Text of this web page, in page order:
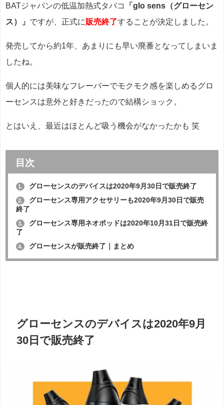
BATジャパンの低温加熱式タバコ
「glo sens（グローセン
ス）」 ですが、正式に販売終了することが決定しました。
発売してから約1年、あまりにも早い廃番となってしまいま
したね。
個人的には美味なフレーバーでモクモク感を楽しめるグロ
ーセンスは意外と好きだったので結構ショック。
とはいえ、最近はほとんど吸う機会がなかったかも 笑
目次
1. グローセンスのデバイスは2020年9月30日で販売終了
2.
グローセンス専用アクセサリーも2020年9月30日で販売
終了
3.
グローセンス専用ネオポッドは2020年10月31日で販売終
了
4. グローセンスが販売終了｜まとめ
グローセンスのデバイスは2020年9月
30日で販売終了